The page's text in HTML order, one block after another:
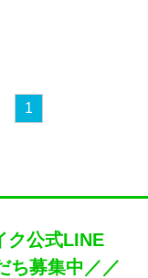
1
ク公式LINE
ち募集中／／